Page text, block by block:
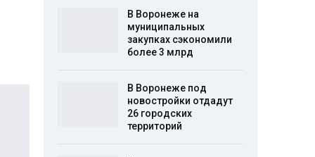
В Воронеже на
муниципальных
закупках сэкономили
более 3 млрд
В Воронеже под
новостройки отдадут
26 городских
территорий